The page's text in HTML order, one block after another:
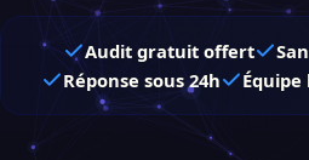
Audit gratuit offert
Réponse sous 24h